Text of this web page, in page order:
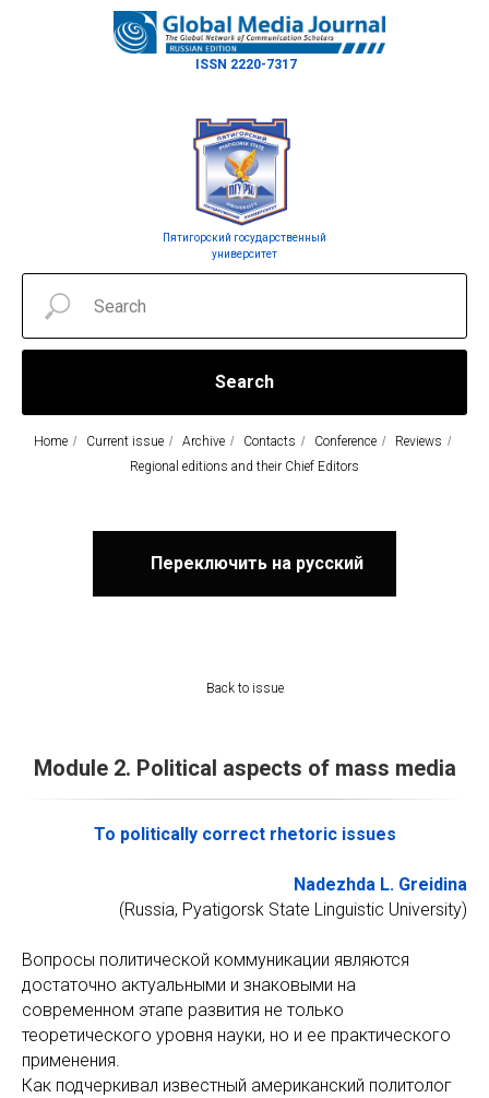
Пятигорский государственный
университет
ISSN 2220-7317
Search
Home / Current issue / Archive / Contacts / Conference / Reviews /
Regional editions and their Chief Editors
Переключить на русский
Back to issue
Module 2. Political aspects of mass media
To politically correct rhetoric issues
Nadezhda L. Greidina
(Russia, Pyatigorsk State Linguistic University)
Вопросы политической коммуникации являются
достаточно актуальными и знаковыми на
современном этапе развития не только
теоретического уровня науки, но и ее практического
применения.
Как подчеркивал известный американский политолог